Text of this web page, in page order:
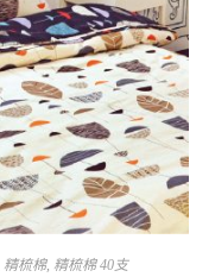
精梳棉, 精梳棉 40支